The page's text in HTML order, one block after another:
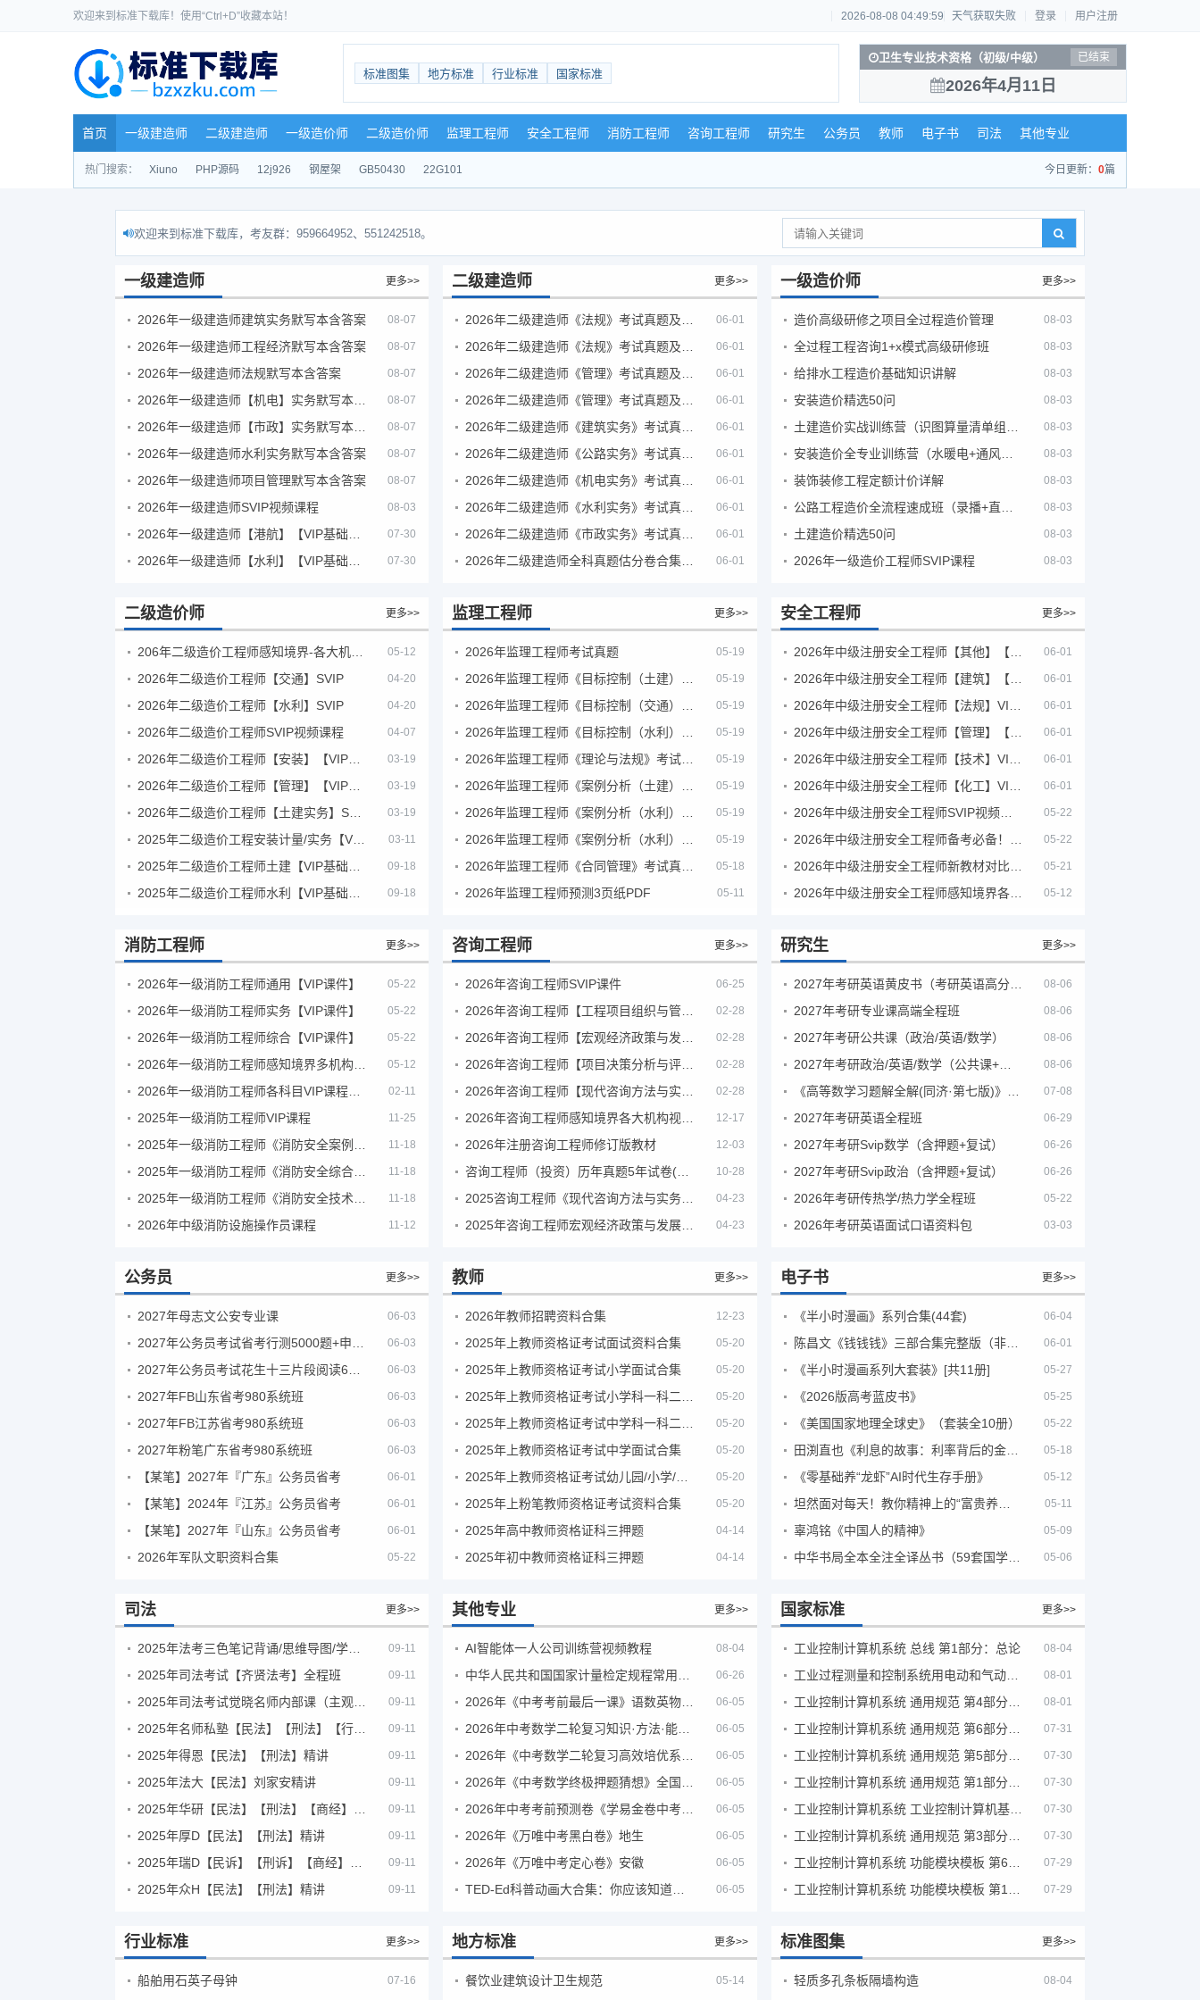
欢迎来到标准下载库！使用“Ctrl+D”收藏本站！ 2026-08-08 04:49:59 天气获取失败 登录 用户注册
标准图集 地方标准 行业标准 国家标准
卫生专业技术资格（初级/中级） 已结束
2026年4月11日
首页 一级建造师 二级建造师 一级造价师 二级造价师 监理工程师 安全工程师 消防工程师 咨询工程师 研究生 公务员 教师 电子书 司法 其他专业
热门搜索： Xiuno PHP源码 12j926 钢屋架 GB50430 22G101 今日更新： 0篇
欢迎来到标准下载库，考友群：959664952、551242518。
一级建造师 更多>>
2026年一级建造师建筑实务默写本含答案 08-07
2026年一级建造师工程经济默写本含答案 08-07
2026年一级建造师法规默写本含答案 08-07
08-07
08-07
2026年一级建造师水利实务默写本含答案 08-07
2026年一级建造师项目管理默写本含答案 08-07
2026年一级建造师SVIP视频课程 08-03
07-30
07-30
二级建造师 更多>>
06-01
06-01
06-01
06-01
06-01
06-01
06-01
06-01
06-01
06-01
一级造价师 更多>>
造价高级研修之项目全过程造价管理 08-03
全过程工程咨询1+x模式高级研修班 08-03
给排水工程造价基础知识讲解 08-03
安装造价精选50问 08-03
08-03
08-03
装饰装修工程定额计价详解 08-03
08-03
土建造价精选50问 08-03
2026年一级造价工程师SVIP课程 08-03
二级造价师 更多>>
05-12
2026年二级造价工程师【交通】SVIP 04-20
2026年二级造价工程师【水利】SVIP 04-20
2026年二级造价工程师SVIP视频课程 04-07
03-19
03-19
03-19
03-11
09-18
09-18
监理工程师 更多>>
2026年监理工程师考试真题 05-19
05-19
05-19
05-19
05-19
05-19
05-19
05-19
05-18
2026年监理工程师预测3页纸PDF 05-11
安全工程师 更多>>
2026年中级注册安全工程师【其他】【VIP基础同步班】 06-01
2026年中级注册安全工程师【建筑】【VIP基础同步班】 06-01
06-01
2026年中级注册安全工程师【管理】【VIP基础同步班】 06-01
06-01
06-01
2026年中级注册安全工程师SVIP视频课程 05-22
05-22
05-21
2026年中级注册安全工程师感知境界各大机构课程 05-12
消防工程师 更多>>
2026年一级消防工程师通用【VIP课件】 05-22
2026年一级消防工程师实务【VIP课件】 05-22
2026年一级消防工程师综合【VIP课件】 05-22
05-12
02-11
2025年一级消防工程师VIP课程 11-25
11-18
11-18
11-18
2026年中级消防设施操作员课程 11-12
咨询工程师 更多>>
2026年咨询工程师SVIP课件 06-25
02-28
02-28
02-28
02-28
12-17
2026年注册咨询工程师修订版教材 12-03
10-28
04-23
04-23
研究生 更多>>
08-06
2027年考研专业课高端全程班 08-06
2027年考研公共课（政治/英语/数学） 08-06
2027年考研政治/英语/数学（公共课+专业课） 08-06
07-08
2027年考研英语全程班 06-29
2027年考研Svip数学（含押题+复试） 06-26
2027年考研Svip政治（含押题+复试） 06-26
2026年考研传热学/热力学全程班 05-22
2026年考研英语面试口语资料包 03-03
公务员 更多>>
2027年母志文公安专业课 06-03
06-03
06-03
2027年FB山东省考980系统班 06-03
2027年FB江苏省考980系统班 06-03
2027年粉笔广东省考980系统班 06-03
【某笔】2027年『广东』公务员省考 06-01
【某笔】2024年『江苏』公务员省考 06-01
【某笔】2027年『山东』公务员省考 06-01
2026年军队文职资料合集 05-22
教师 更多>>
2026年教师招聘资料合集 12-23
2025年上教师资格证考试面试资料合集 05-20
2025年上教师资格证考试小学面试合集 05-20
05-20
05-20
2025年上教师资格证考试中学面试合集 05-20
05-20
2025年上粉笔教师资格证考试资料合集 05-20
2025年高中教师资格证科三押题 04-14
2025年初中教师资格证科三押题 04-14
电子书 更多>>
《半小时漫画》系列合集(44套) 06-04
陈昌文《钱钱钱》三部合集完整版（非出版书籍） 06-01
《半小时漫画系列大套装》[共11册] 05-27
《2026版高考蓝皮书》 05-25
《美国国家地理全球史》（套装全10册） 05-22
田渕直也《利息的故事：利率背后的金融世界》 05-18
《零基础养“龙虾”AI时代生存手册》 05-12
05-11
辜鸿铭《中国人的精神》 05-09
中华书局全本全注全译丛书（59套国学经典） 05-06
司法 更多>>
09-11
2025年司法考试【齐贤法考】全程班 09-11
09-11
09-11
2025年得恩【民法】【刑法】精讲 09-11
2025年法大【民法】刘家安精讲 09-11
09-11
2025年厚D【民法】【刑法】精讲 09-11
09-11
2025年众H【民法】【刑法】精讲 09-11
其他专业 更多>>
AI智能体一人公司训练营视频教程 08-04
06-26
06-05
06-05
06-05
06-05
06-05
2026年《万唯中考黑白卷》地生 06-05
2026年《万唯中考定心卷》安徽 06-05
06-05
国家标准 更多>>
工业控制计算机系统 总线 第1部分：总论 08-04
工业过程测量和控制系统用电动和气动模拟计算器性能评定方法 08-01
08-01
07-31
07-30
07-30
工业控制计算机系统 工业控制计算机基本平台 第2部分：性能评定方法 07-30
07-30
07-29
07-29
行业标准 更多>>
船舶用石英子母钟 07-16
地方标准 更多>>
餐饮业建筑设计卫生规范 05-14
标准图集 更多>>
轻质多孔条板隔墙构造 08-04